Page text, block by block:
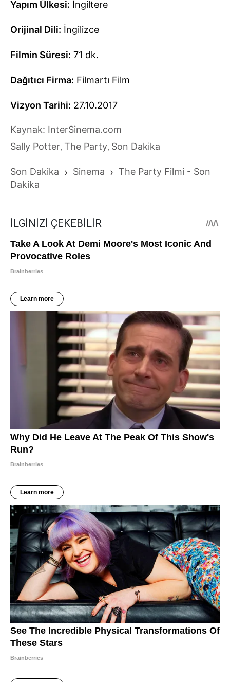
Yapım Ülkesi: İngiltere
Orijinal Dili: İngilizce
Filmin Süresi: 71 dk.
Dağıtıcı Firma: Filmartı Film
Vizyon Tarihi: 27.10.2017
Kaynak: InterSinema.com
Sally Potter, The Party, Son Dakika
Son Dakika › Sinema › The Party Filmi - Son
Dakika